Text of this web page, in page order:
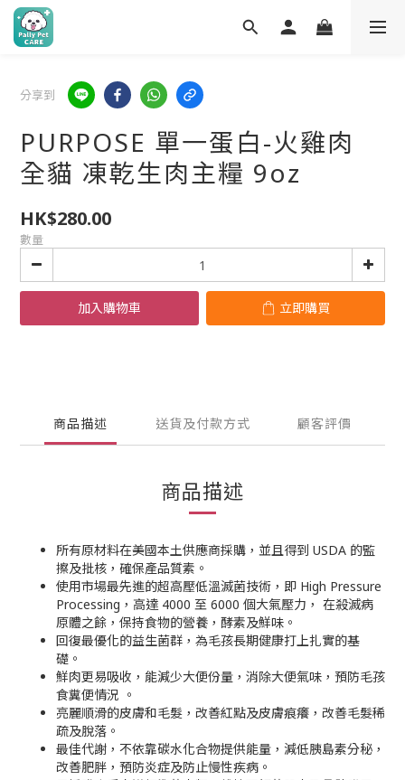
分享到
PURPOSE 單一蛋白-火雞肉
全貓 凍乾生肉主糧 9oz
HK$280.00
數量
加入購物車 立即購買
商品描述 送貨及付款方式 顧客評價
商品描述
所有原材料在美國本土供應商採購，並且得到 USDA 的監
擦及批核，確保產品質素。
使用市場最先進的超高壓低溫滅菌技術，即 High Pressure
Processing，高達 4000 至 6000 個大氣壓力， 在殺滅病
原體之餘，保持食物的營養，酵素及鮮味。
回復最優化的益生菌群，為毛孩長期健康打上扎實的基
礎。
鮮肉更易吸收，能減少大便份量，消除大便氣味，預防毛孩
食糞便情況 。
亮麗順滑的皮膚和毛髮，改善紅點及皮膚痕癢，改善毛髮稀
疏及脫落。
最佳代謝，不依靠碳水化合物提供能量，減低胰島素分秘，
改善肥胖，預防炎症及防止慢性疾病。